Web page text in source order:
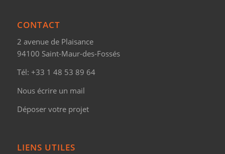
CONTACT
2 avenue de Plaisance
94100 Saint-Maur-des-Fossés
Tél: +33 1 48 53 89 64
Nous écrire un mail
Déposer votre projet
LIENS UTILES